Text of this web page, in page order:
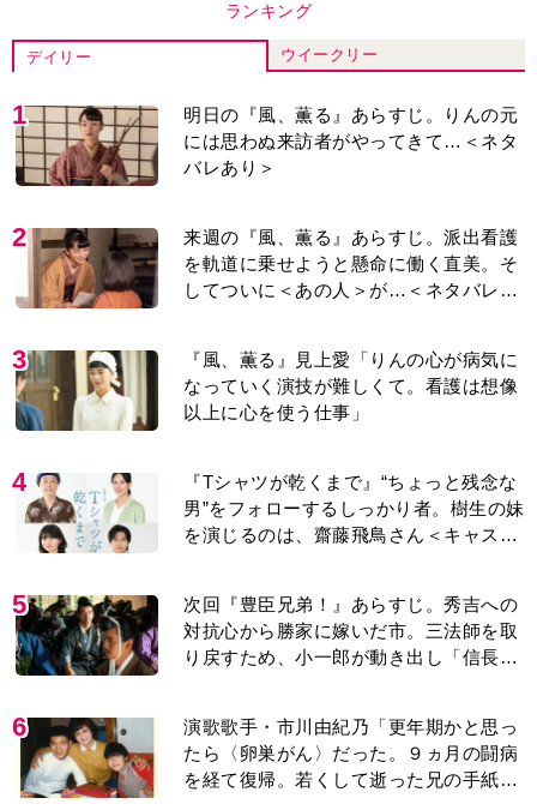
ランキング
デイリー ウイークリー
1
明日の『風、薫る』あらすじ。りんの元
には思わぬ来訪者がやってきて…＜ネタ
バレあり＞
2
来週の『風、薫る』あらすじ。派出看護
を軌道に乗せようと懸命に働く直美。そ
してついに＜あの人＞が…＜ネタバレあ
3
『風、薫る』見上愛「りんの心が病気に
なっていく演技が難しくて。看護は想像
以上に心を使う仕事」
4
『Tシャツが乾くまで』“ちょっと残念な
男”をフォローするしっかり者。樹生の妹
を演じるのは、齋藤飛鳥さん＜キャスト
5
次回『豊臣兄弟！』あらすじ。秀吉への
対抗心から勝家に嫁いだ市。三法師を取
り戻すため、小一郎が動き出し「信長の
6
演歌歌手・市川由紀乃「更年期かと思っ
たら〈卵巣がん〉だった。９ヵ月の闘病
を経て復帰。若くして逝った兄の手紙を